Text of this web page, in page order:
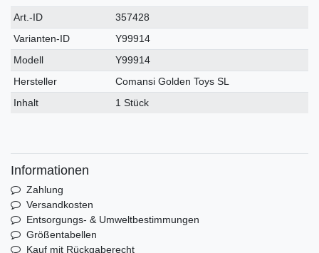
Technisches
Merkmal
Wert
Art.-ID
357428
Varianten-ID
Y99914
Modell
Y99914
Hersteller
Comansi Golden Toys SL
Inhalt
1 Stück
Informationen
Zahlung
Versandkosten
Entsorgungs- & Umweltbestimmungen
Größentabellen
Kauf mit Rückgaberecht